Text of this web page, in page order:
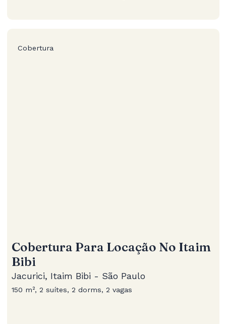
Cobertura
Cobertura Para Locação No Itaim
Bibi
Jacurici, Itaim Bibi - São Paulo
150 m², 2 suítes, 2 dorms, 2 vagas